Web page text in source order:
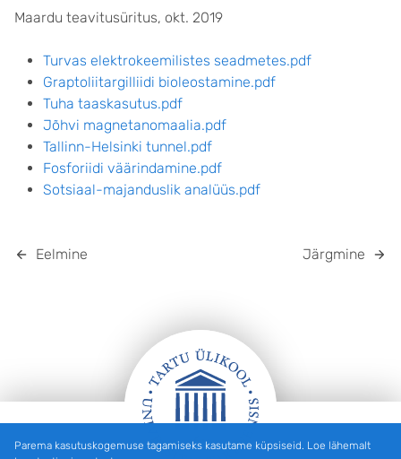
Maardu teavitusüritus, okt. 2019
Turvas elektrokeemilistes seadmetes.pdf
Graptoliitargilliidi bioleostamine.pdf
Tuha taaskasutus.pdf
Jõhvi magnetanomaalia.pdf
Tallinn-Helsinki tunnel.pdf
Fosforiidi väärindamine.pdf
Sotsiaal-majanduslik analüüs.pdf
Eelmine Järgmine
Parema kasutuskogemuse tagamiseks kasutame küpsiseid. Loe lähemalt